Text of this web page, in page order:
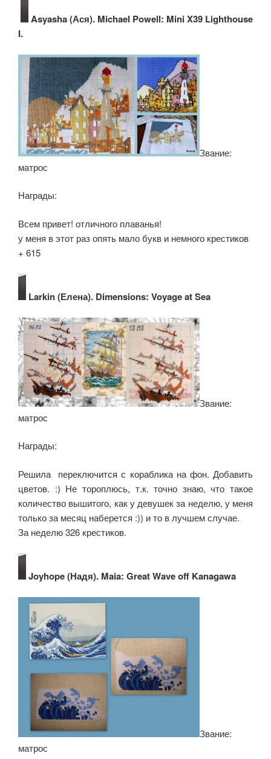
Asyasha (Ася). Michael Powell: Mini X39 Lighthouse
I.
Звание:
матрос
Награды:
Всем привет! отличного плаванья!
у меня в этот раз опять мало букв и немного крестиков
+ 615
Larkin (Елена). Dimensions: Voyage at Sea
Звание:
матрос
Награды:
Решила переключится с кораблика на фон. Добавить
цветов. :) Не тороплюсь, т.к. точно знаю, что такое
количество вышитого, как у девушек за неделю, у меня
только за месяц наберется :)) и то в лучшем случае.
За неделю 326 крестиков.
Joyhope (Надя). Maia: Great Wave off Kanagawa
Звание:
матрос